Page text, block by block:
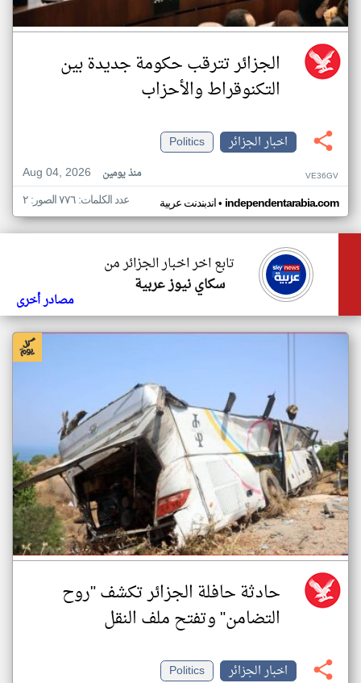
الجزائر تترقب حكومة جديدة بين
التكنوقراط والأحزاب
اخبار الجزائر
Politics
Aug 04, 2026
منذ يومين VE36GV
اندبندنت عربية• independentarabia.com عدد الكلمات: ٧٧٦ الصور: ٢
تابع اخر اخبار الجزائر من
سكاي نيوز عربية
مصادر أخرى
حادثة حافلة الجزائر تكشف "روح
التضامن" وتفتح ملف النقل
اخبار الجزائر
Politics